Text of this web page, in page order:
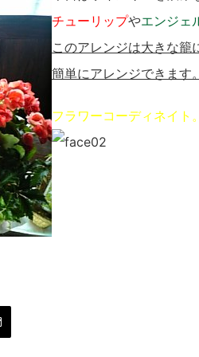
チューリップやエンジェ
このアレンジは大きな籠
簡単にアレンジできます
フラワーコーディネイト